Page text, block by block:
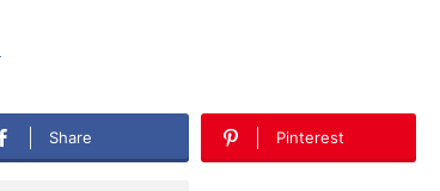
Share Pinterest